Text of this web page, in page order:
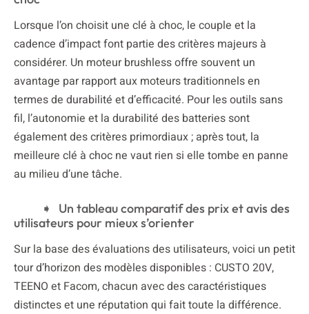
Lorsque l’on choisit une clé à choc, le couple et la
cadence d’impact font partie des critères majeurs à
considérer. Un moteur brushless offre souvent un
avantage par rapport aux moteurs traditionnels en
termes de durabilité et d’efficacité. Pour les outils sans
fil, l’autonomie et la durabilité des batteries sont
également des critères primordiaux ; après tout, la
meilleure clé à choc ne vaut rien si elle tombe en panne
au milieu d’une tâche.
Un tableau comparatif des prix et avis des
utilisateurs pour mieux s’orienter
Sur la base des évaluations des utilisateurs, voici un petit
tour d’horizon des modèles disponibles : CUSTO 20V,
TEENO et Facom, chacun avec des caractéristiques
distinctes et une réputation qui fait toute la différence.